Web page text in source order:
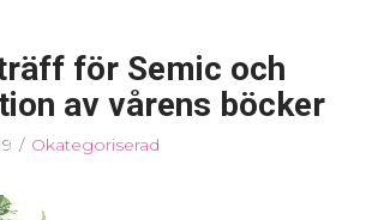
för Semic och
av vårens böcker
Okategoriserad